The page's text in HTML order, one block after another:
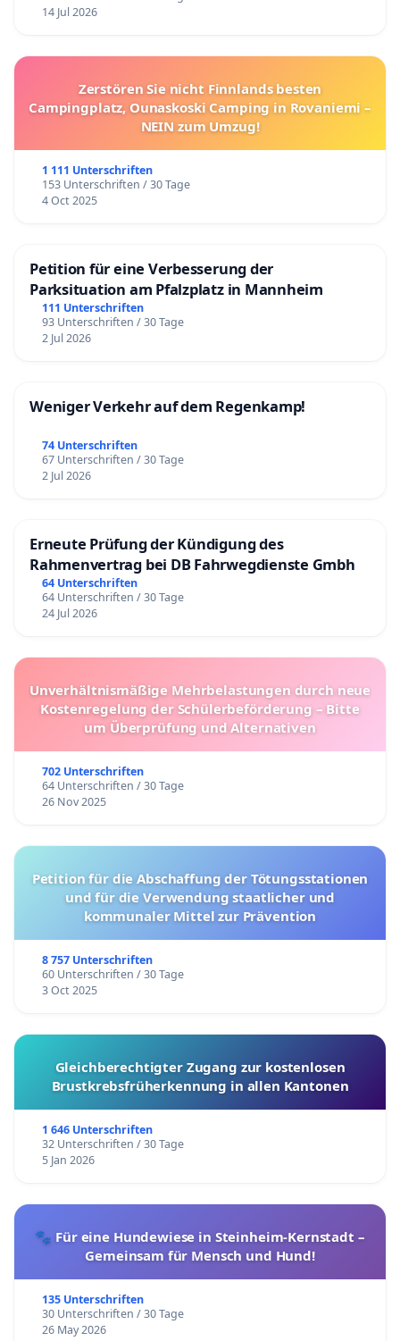
14 Jul 2026
Zerstören Sie nicht Finnlands besten
Campingplatz, Ounaskoski Camping in Rovaniemi –
NEIN zum Umzug!
1 111 Unterschriften
153 Unterschriften / 30 Tage
4 Oct 2025
Petition für eine Verbesserung der
Parksituation am Pfalzplatz in Mannheim
111 Unterschriften
93 Unterschriften / 30 Tage
2 Jul 2026
Weniger Verkehr auf dem Regenkamp!
74 Unterschriften
67 Unterschriften / 30 Tage
2 Jul 2026
Erneute Prüfung der Kündigung des
Rahmenvertrag bei DB Fahrwegdienste Gmbh
64 Unterschriften
64 Unterschriften / 30 Tage
24 Jul 2026
Unverhältnismäßige Mehrbelastungen durch neue
Kostenregelung der Schülerbeförderung – Bitte
um Überprüfung und Alternativen
702 Unterschriften
64 Unterschriften / 30 Tage
26 Nov 2025
Petition für die Abschaffung der Tötungsstationen
und für die Verwendung staatlicher und
kommunaler Mittel zur Prävention
8 757 Unterschriften
60 Unterschriften / 30 Tage
3 Oct 2025
Gleichberechtigter Zugang zur kostenlosen
Brustkrebsfrüherkennung in allen Kantonen
1 646 Unterschriften
32 Unterschriften / 30 Tage
5 Jan 2026
🐾 Für eine Hundewiese in Steinheim-Kernstadt –
Gemeinsam für Mensch und Hund!
135 Unterschriften
30 Unterschriften / 30 Tage
26 May 2026